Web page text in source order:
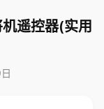
遥控器(实用